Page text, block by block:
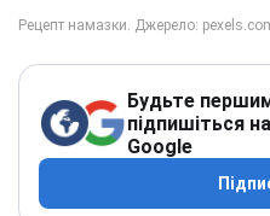
Будьте
підпишіться
Google